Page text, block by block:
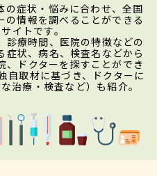
の症状・悩みに合わせ、全国
の情報を調べることができる
イトです。
診療時間、医院の特徴などの
状、病名、検査名などから
、ドクターを探すことができ
自取材に基づき、ドクターに
治療・検査など）も紹介。